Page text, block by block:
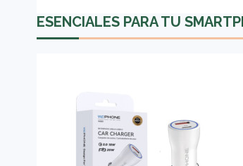
ESENCIALES PARA TU